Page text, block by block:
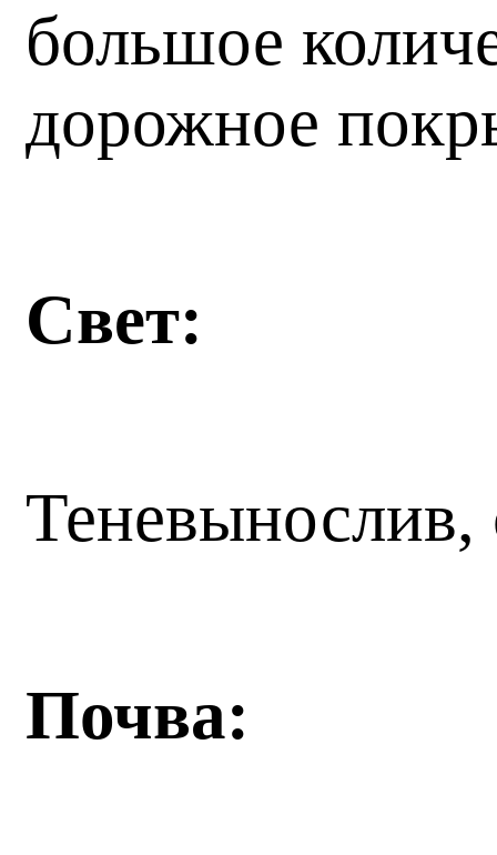
большое
дорожное
Свет:
Теневынослив,
Почва: